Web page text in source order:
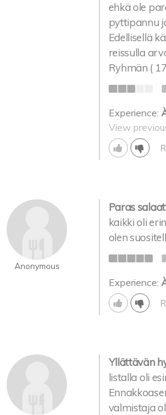
ehkä ole
pyttipannu
Edellisellä
reissulla
Ryhmän (
Experience:
View
Anonymous
Paras
kaikki oli
olen
Experience:
Yllättävän
listalla oli
valmistaja